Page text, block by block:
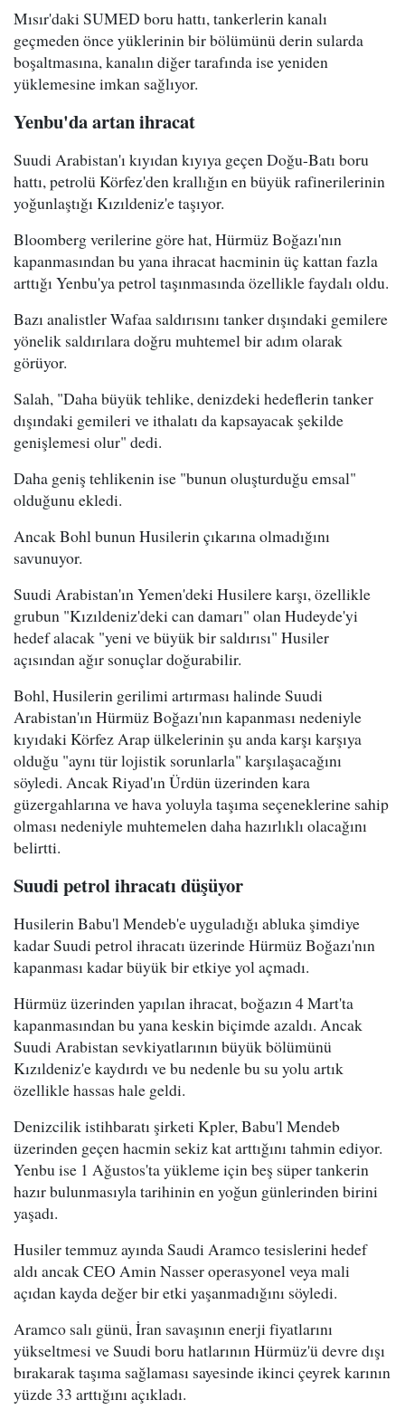
Mısır'daki SUMED boru hattı, tankerlerin kanalı
geçmeden önce yüklerinin bir bölümünü derin sularda
boşaltmasına, kanalın diğer tarafında ise yeniden
yüklemesine imkan sağlıyor.
Yenbu'da artan ihracat
Suudi Arabistan'ı kıyıdan kıyıya geçen Doğu-Batı boru
hattı, petrolü Körfez'den krallığın en büyük rafinerilerinin
yoğunlaştığı Kızıldeniz'e taşıyor.
Bloomberg verilerine göre hat, Hürmüz Boğazı'nın
kapanmasından bu yana ihracat hacminin üç kattan fazla
arttığı Yenbu'ya petrol taşınmasında özellikle faydalı oldu.
Bazı analistler Wafaa saldırısını tanker dışındaki gemilere
yönelik saldırılara doğru muhtemel bir adım olarak
görüyor.
Salah, "Daha büyük tehlike, denizdeki hedeflerin tanker
dışındaki gemileri ve ithalatı da kapsayacak şekilde
genişlemesi olur" dedi.
Daha geniş tehlikenin ise "bunun oluşturduğu emsal"
olduğunu ekledi.
Ancak Bohl bunun Husilerin çıkarına olmadığını
savunuyor.
Suudi Arabistan'ın Yemen'deki Husilere karşı, özellikle
grubun "Kızıldeniz'deki can damarı" olan Hudeyde'yi
hedef alacak "yeni ve büyük bir saldırısı" Husiler
açısından ağır sonuçlar doğurabilir.
Bohl, Husilerin gerilimi artırması halinde Suudi
Arabistan'ın Hürmüz Boğazı'nın kapanması nedeniyle
kıyıdaki Körfez Arap ülkelerinin şu anda karşı karşıya
olduğu "aynı tür lojistik sorunlarla" karşılaşacağını
söyledi. Ancak Riyad'ın Ürdün üzerinden kara
güzergahlarına ve hava yoluyla taşıma seçeneklerine sahip
olması nedeniyle muhtemelen daha hazırlıklı olacağını
belirtti.
Suudi petrol ihracatı düşüyor
Husilerin Babu'l Mendeb'e uyguladığı abluka şimdiye
kadar Suudi petrol ihracatı üzerinde Hürmüz Boğazı'nın
kapanması kadar büyük bir etkiye yol açmadı.
Hürmüz üzerinden yapılan ihracat, boğazın 4 Mart'ta
kapanmasından bu yana keskin biçimde azaldı. Ancak
Suudi Arabistan sevkiyatlarının büyük bölümünü
Kızıldeniz'e kaydırdı ve bu nedenle bu su yolu artık
özellikle hassas hale geldi.
Denizcilik istihbaratı şirketi Kpler, Babu'l Mendeb
üzerinden geçen hacmin sekiz kat arttığını tahmin ediyor.
Yenbu ise 1 Ağustos'ta yükleme için beş süper tankerin
hazır bulunmasıyla tarihinin en yoğun günlerinden birini
yaşadı.
Husiler temmuz ayında Saudi Aramco tesislerini hedef
aldı ancak CEO Amin Nasser operasyonel veya mali
açıdan kayda değer bir etki yaşanmadığını söyledi.
Aramco salı günü, İran savaşının enerji fiyatlarını
yükseltmesi ve Suudi boru hatlarının Hürmüz'ü devre dışı
bırakarak taşıma sağlaması sayesinde ikinci çeyrek karının
yüzde 33 arttığını açıkladı.